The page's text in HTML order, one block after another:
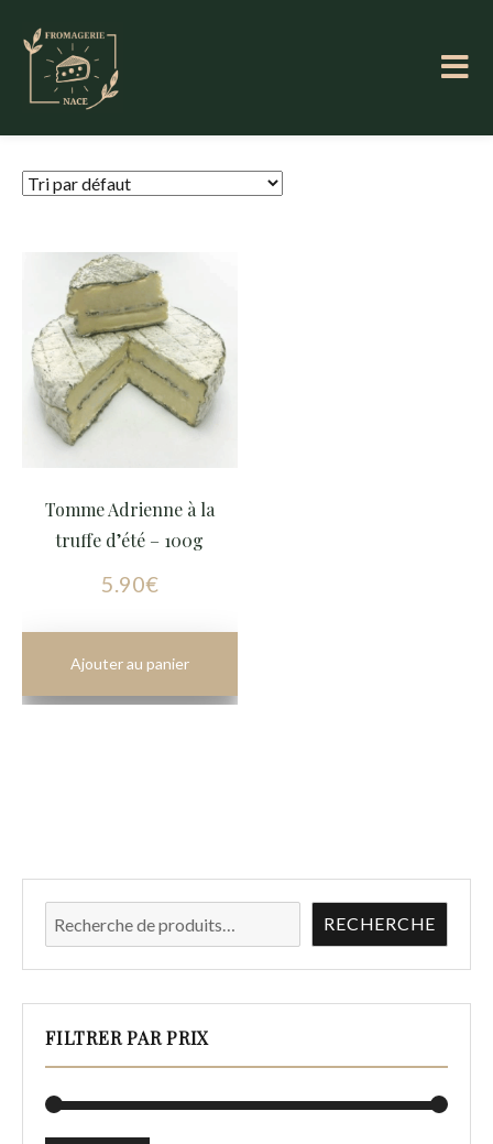
Fromagerie NACE
Tomme Adrienne à la
truffe d’été – 100g
5.90€
Add Cart
Rechercher RECHERCHE
FILTRER PAR PRIX